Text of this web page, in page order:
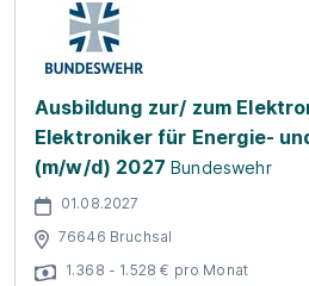
Ausbildung zur/ zum
Elektroniker für Energie-
(m/w/d) 2027 Bundeswehr
01.08.2027
76646 Bruchsal
1.368 - 1.528 € pro Monat